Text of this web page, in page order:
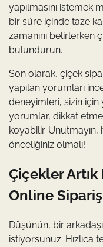
yapılmasını istemek
bir süre içinde taze
zamanını
bulundurun.
Son olarak, çiçek
yapılan yorumları
deneyimleri, sizin
yorumlar, dikkat
koyabilir.
önceliğiniz olmalı!
Çiçekler Artık
Online
Düşünün, bir
istiyorsunuz. Hızlıca